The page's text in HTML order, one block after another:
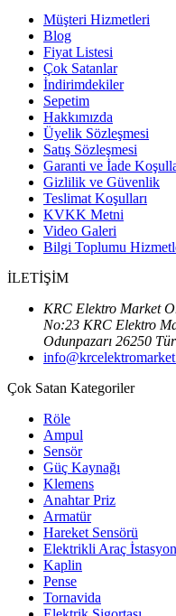
Müşteri Hizmetleri
Blog
Fiyat Listesi
Çok Satanlar
İndirimdekiler
Sepetim
Hakkımızda
Üyelik Sözleşmesi
Satış Sözleşmesi
Garanti ve İade
Gizlilik ve Güvenlik
Teslimat Koşulları
KVKK Metni
Video Galeri
Bilgi Toplumu
İLETİŞİM
KRC Elektro Market
No:23 KRC Elektro
Odunpazarı 26250
Çok Satan Kategoriler
Röle
Ampul
Sensör
Güç Kaynağı
Klemens
Anahtar Priz
Armatür
Hareket Sensörü
Elektrikli Araç
Kaplin
Pense
Tornavida